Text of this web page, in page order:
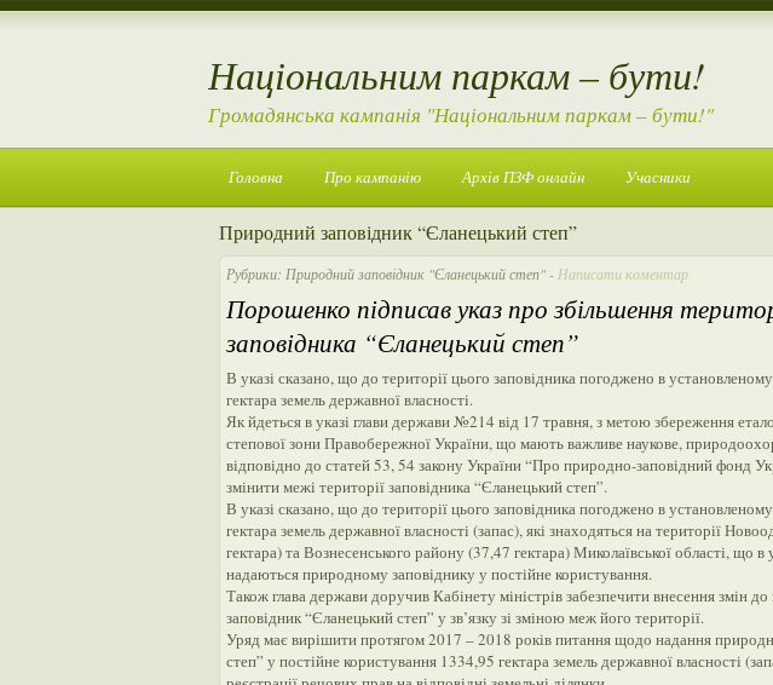
Національним паркам – бути!
Громадянська кампанія "Національним паркам – бути!"
Головна Про кампанію Архів ПЗФ онлайн Учасники
Природний заповідник “Єланецький степ”
Рубрики: Природний заповідник "Єланецький степ"- Написати коментар
Порошенко підписав указ про збільшення
заповідника “Єланецький степ”
В указі сказано, що до території цього заповідника погоджено в
гектара земель державної власності.
Як йдеться в указі глави держави №214 від 17 травня, з метою збереження
степової зони Правобережної України, що мають важливе наукове,
відповідно до статей 53, 54 закону України “Про природно-заповідний фонд
змінити межі території заповідника “Єланецький степ”.
В указі сказано, що до території цього заповідника погоджено в
гектара земель державної власності (запас), які знаходяться на території
гектара) та Вознесенського району (37,47 гектара) Миколаївської області, що
надаються природному заповіднику у постійне користування.
Також глава держави доручив Кабінету міністрів забезпечити внесення змін
заповідник “Єланецький степ” у зв’язку зі зміною меж його території.
Уряд має вирішити протягом 2017 – 2018 років питання щодо надання
степ” у постійне користування 1334,95 гектара земель державної власності